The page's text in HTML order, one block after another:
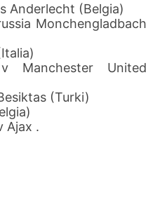
Anderlecht (Belgia)
Monchengladbach
Manchester United
(Turki)
Ajax .